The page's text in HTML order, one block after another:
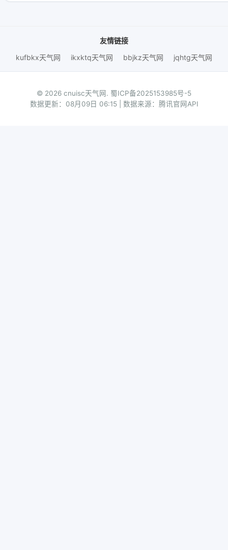
友情链接
kufbkx天气网
ikxktq天气网 bbjkz天气网 jqhtg天气网
© 2026 cnuisc天气网. 蜀ICP备2025153985号-5
数据更新：08月09日 06:15 | 数据来源：腾讯官网API